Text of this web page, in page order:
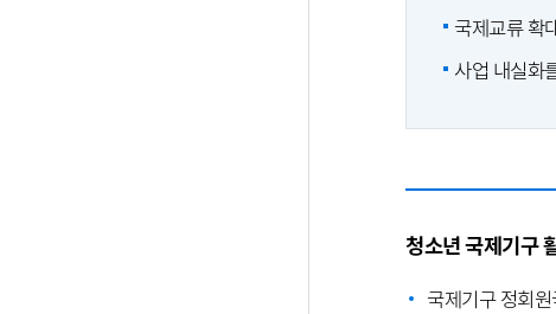
국제교류 확
사업 내실화
청소년 국제기구
국제기구 정회